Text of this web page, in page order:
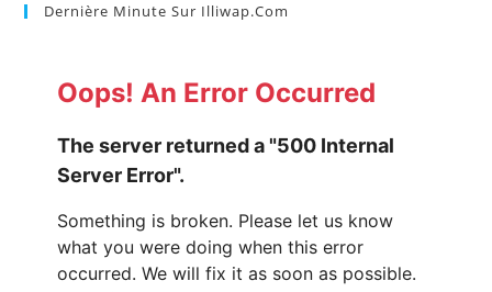
Dernière Minute Sur Illiwap.com